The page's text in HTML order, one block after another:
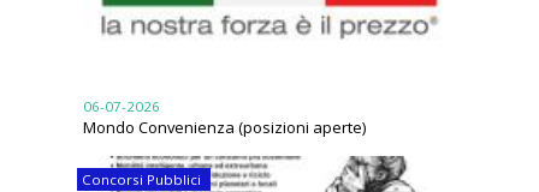
06-07-2026
Mondo Convenienza (posizioni aperte)
Concorsi Pubblici